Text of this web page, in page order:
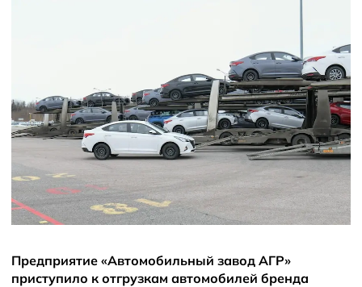
Предприятие «Автомобильный завод АГР»
приступило к отгрузкам автомобилей бренда